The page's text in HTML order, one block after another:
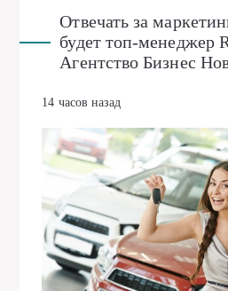
Отвечать за
будет топ-менеджер
Агентство Бизнес
14 часов назад